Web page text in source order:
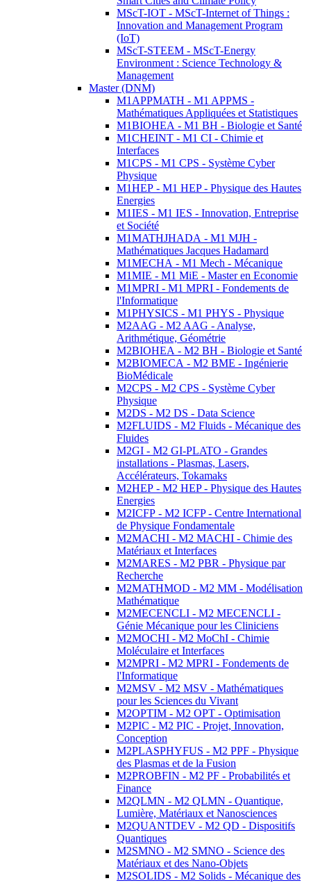
MScT-IOT - MScT-Internet of Things :
Innovation and Management Program
(IoT)
MScT-STEEM - MScT-Energy
Environment : Science Technology &
Management
Master (DNM)
M1APPMATH - M1 APPMS -
Mathématiques Appliquées et Statistiques
M1BIOHEA - M1 BH - Biologie et Santé
M1CHEINT - M1 CI - Chimie et
Interfaces
M1CPS - M1 CPS - Système Cyber
Physique
M1HEP - M1 HEP - Physique des Hautes
Energies
M1IES - M1 IES - Innovation, Entreprise
et Société
M1MATHJHADA - M1 MJH -
Mathématiques Jacques Hadamard
M1MECHA - M1 Mech - Mécanique
M1MIE - M1 MiE - Master en Economie
M1MPRI - M1 MPRI - Fondements de
l'Informatique
M1PHYSICS - M1 PHYS - Physique
M2AAG - M2 AAG - Analyse,
Arithmétique, Géométrie
M2BIOHEA - M2 BH - Biologie et Santé
M2BIOMECA - M2 BME - Ingénierie
BioMédicale
M2CPS - M2 CPS - Système Cyber
Physique
M2DS - M2 DS - Data Science
M2FLUIDS - M2 Fluids - Mécanique des
Fluides
M2GI - M2 GI-PLATO - Grandes
installations - Plasmas, Lasers,
Accélérateurs, Tokamaks
M2HEP - M2 HEP - Physique des Hautes
Energies
M2ICFP - M2 ICFP - Centre International
de Physique Fondamentale
M2MACHI - M2 MACHI - Chimie des
Matériaux et Interfaces
M2MARES - M2 PBR - Physique par
Recherche
M2MATHMOD - M2 MM - Modélisation
Mathématique
M2MECENCLI - M2 MECENCLI -
Génie Mécanique pour les Cliniciens
M2MOCHI - M2 MoChI - Chimie
Moléculaire et Interfaces
M2MPRI - M2 MPRI - Fondements de
l'Informatique
M2MSV - M2 MSV - Mathématiques
pour les Sciences du Vivant
M2OPTIM - M2 OPT - Optimisation
M2PIC - M2 PIC - Projet, Innovation,
Conception
M2PLASPHYFUS - M2 PPF - Physique
des Plasmas et de la Fusion
M2PROBFIN - M2 PF - Probabilités et
Finance
M2QLMN - M2 QLMN - Quantique,
Lumière, Matériaux et Nanosciences
M2QUANTDEV - M2 QD - Dispositifs
Quantiques
M2SMNO - M2 SMNO - Science des
Matériaux et des Nano-Objets
M2SOLIDS - M2 Solids - Mécanique des